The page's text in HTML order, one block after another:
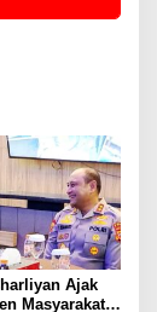
Ajak
Masyarakat